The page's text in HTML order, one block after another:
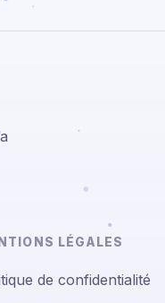
LÉGALES
de confidentialité